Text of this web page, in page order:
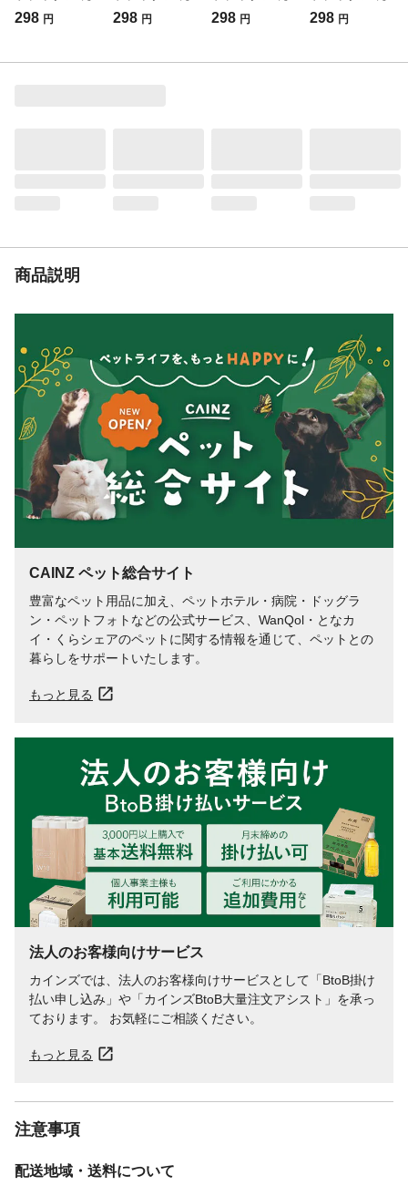
ださい。
298 円 298 円 298 円 298 円
商品説明
CAINZ ペット総合サイト
豊富なペット用品に加え、ペットホテル・病院・ドッグラ
ン・ペットフォトなどの公式サービス、WanQol・となカ
イ・くらシェアのペットに関する情報を通じて、ペットとの
暮らしをサポートいたします。
もっと見る
法人のお客様向けサービス
カインズでは、法人のお客様向けサービスとして「BtoB掛け
払い申し込み」や「カインズBtoB大量注文アシスト」を承っ
ております。 お気軽にご相談ください。
もっと見る
注意事項
配送地域・送料について